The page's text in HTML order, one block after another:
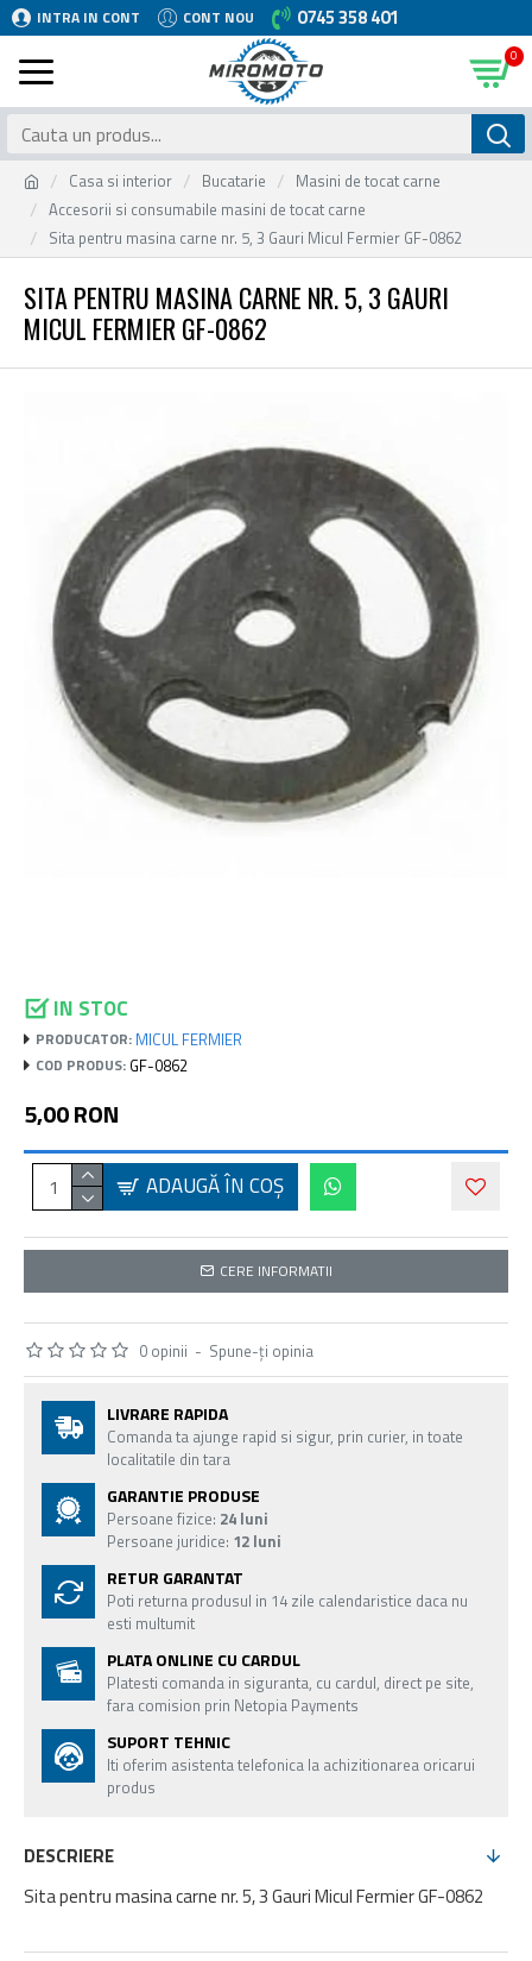
INTRA IN CONT CONT NOU 0745 358 401
0
Casa si interior Bucatarie
Masini de tocat carne
Accesorii si consumabile masini de tocat carne
Sita pentru masina carne nr. 5, 3 Gauri Micul Fermier GF-0862
SITA PENTRU MASINA CARNE NR. 5, 3 GAURI
MICUL FERMIER GF-0862
IN STOC
PRODUCATOR: MICUL FERMIER
COD PRODUS: GF-0862
0 opinii - Spune-ţi opinia
5,00 RON
ADAUGĂ ÎN COŞ
CERE INFORMATII
LIVRARE RAPIDA
Comanda ta ajunge rapid si sigur, prin curier, in toate
localitatile din tara
GARANTIE PRODUSE
Persoane fizice: 24 luni
Persoane juridice: 12 luni
RETUR GARANTAT
Poti returna produsul in 14 zile calendaristice daca nu
esti multumit
PLATA ONLINE CU CARDUL
Platesti comanda in siguranta, cu cardul, direct pe site,
fara comision prin Netopia Payments
SUPORT TEHNIC
Iti oferim asistenta telefonica la achizitionarea oricarui
produs
DESCRIERE
Sita pentru masina carne nr. 5, 3 Gauri Micul Fermier GF-0862